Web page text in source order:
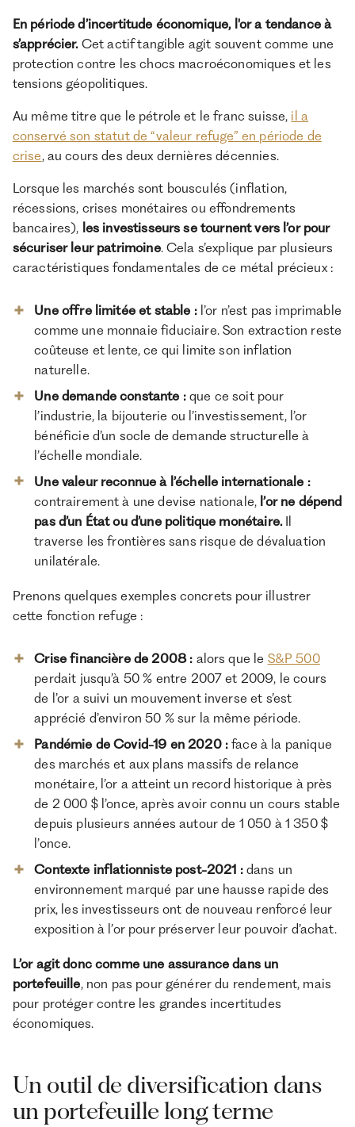
En période d’incertitude économique, l'or a tendance à
s’apprécier. Cet actif tangible agit souvent comme une
protection contre les chocs macroéconomiques et les
tensions géopolitiques.
Au même titre que le pétrole et le franc suisse, il a
conservé son statut de “valeur refuge” en période de
crise, au cours des deux dernières décennies.
Lorsque les marchés sont bousculés (inflation,
récessions, crises monétaires ou effondrements
bancaires), les investisseurs se tournent vers l’or pour
sécuriser leur patrimoine. Cela s’explique par plusieurs
caractéristiques fondamentales de ce métal précieux :
Une offre limitée et stable :l’or n’est pas imprimable
comme une monnaie fiduciaire. Son extraction reste
coûteuse et lente, ce qui limite son inflation
naturelle.
Une demande constante :que ce soit pour
l’industrie, la bijouterie ou l’investissement, l’or
bénéficie d’un socle de demande structurelle à
l’échelle mondiale.
Une valeur reconnue à l’échelle internationale :
contrairement à une devise nationale, l’or ne dépend
pas d’un État ou d’une politique monétaire. Il
traverse les frontières sans risque de dévaluation
unilatérale.
Prenons quelques exemples concrets pour illustrer
cette fonction refuge :
Crise financière de 2008 : alors que le S&P 500
perdait jusqu’à 50 % entre 2007 et 2009, le cours
de l’or a suivi un mouvement inverse et s’est
apprécié d’environ 50 % sur la même période.
Pandémie de Covid-19 en 2020 : face à la panique
des marchés et aux plans massifs de relance
monétaire, l’or a atteint un record historique à près
de 2 000 $ l’once, après avoir connu un cours stable
depuis plusieurs années autour de 1 050 à 1 350 $
l’once.
Contexte inflationniste post-2021 :dans un
environnement marqué par une hausse rapide des
prix, les investisseurs ont de nouveau renforcé leur
exposition à l’or pour préserver leur pouvoir d’achat.
L’or agit donc comme une assurance dans un
portefeuille, non pas pour générer du rendement, mais
pour protéger contre les grandes incertitudes
économiques.
Un outil de diversification dans
un portefeuille long terme